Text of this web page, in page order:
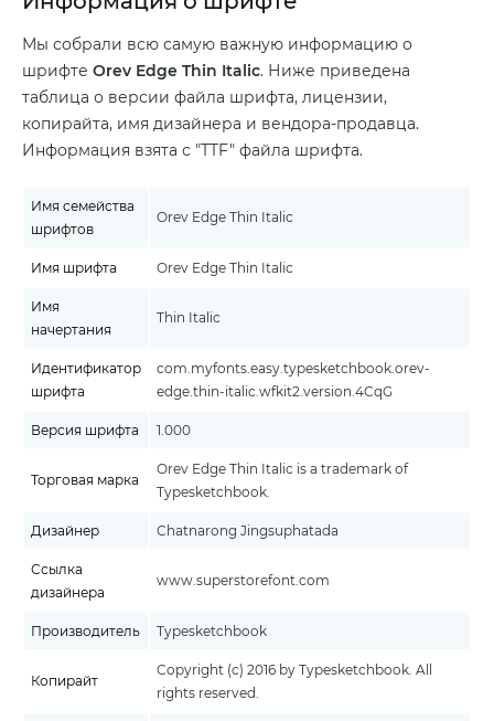
Мы собрали всю самую важную информацию о
шрифте Orev Edge Thin Italic. Ниже приведена
таблица о версии файла шрифта, лицензии,
копирайта, имя дизайнера и вендора-продавца.
Информация взята с "TTF" файла шрифта.
Имя семейства
шрифтов
Orev Edge Thin Italic
Имя шрифта Orev Edge Thin Italic
Имя
начертания
Thin Italic
Идентификатор
шрифта
com.myfonts.easy.typesketchbook.orev-
edge.thin-italic.wfkit2.version.4CqG
Версия шрифта 1.000
Торговая марка
Orev Edge Thin Italic is a trademark of
Typesketchbook.
Дизайнер Chatnarong Jingsuphatada
Ссылка
дизайнера
www.superstorefont.com
Производитель Typesketchbook
Копирайт
Copyright (c) 2016 by Typesketchbook. All
rights reserved.